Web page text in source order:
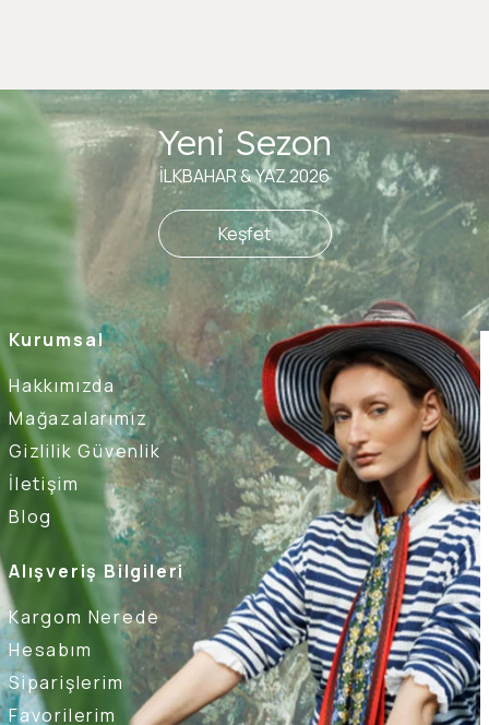
Kurumsal
Hakkımızda
Mağazalarımız
Gizlilik Güvenlik
İletişim
Blog
Alışveriş Bilgileri
Kargom Nerede
Hesabım
Siparişlerim
Favorilerim
Yeni Sezon
İLKBAHAR & YAZ 2026
Keşfet